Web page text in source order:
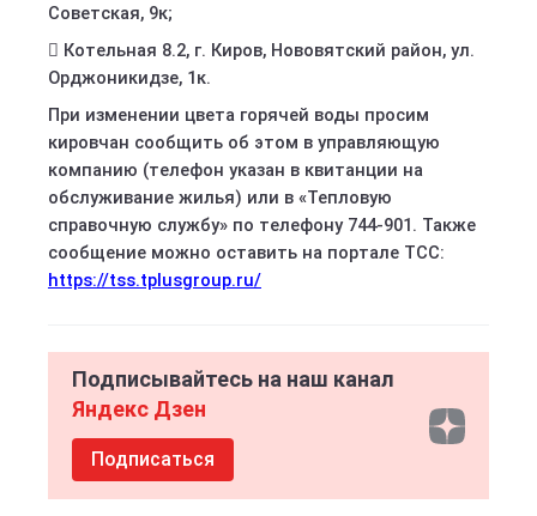
Советская, 9к;
 Котельная 8.2, г. Киров, Нововятский район, ул.
Орджоникидзе, 1к.
При изменении цвета горячей воды просим
кировчан сообщить об этом в управляющую
компанию (телефон указан в квитанции на
обслуживание жилья) или в «Тепловую
справочную службу» по телефону 744-901. Также
сообщение можно оставить на портале ТСС:
https://tss.tplusgroup.ru/
Подписывайтесь на наш канал
Яндекс Дзен
Подписаться